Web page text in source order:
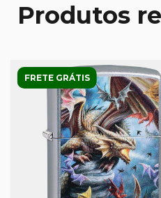
Produtos
FRETE GRÁTIS